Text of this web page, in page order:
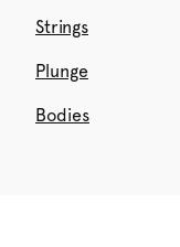
Strings
Plunge
Bodies